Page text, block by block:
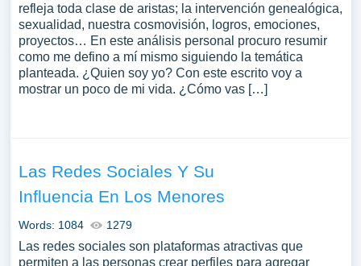
refleja toda clase de aristas; la intervención genealógica,
sexualidad, nuestra cosmovisión, logros, emociones,
proyectos… En este análisis personal procuro resumir
como me defino a mí mismo siguiendo la temática
planteada. ¿Quien soy yo? Con este escrito voy a
mostrar un poco de mi vida. ¿Cómo vas […]
Las Redes Sociales Y Su
Influencia En Los Menores
Words: 1084 1279
Las redes sociales son plataformas atractivas que
permiten a las personas crear perfiles para agregar